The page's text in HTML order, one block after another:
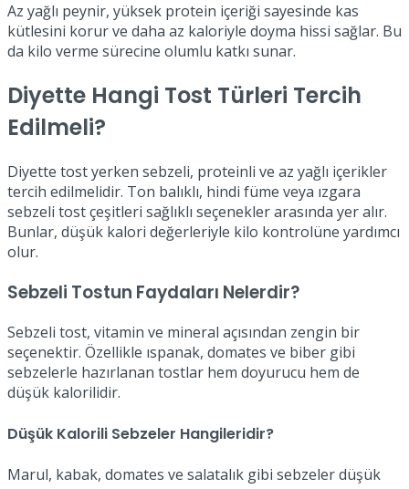
Az yağlı peynir, yüksek protein içeriği sayesinde kas
kütlesini korur ve daha az kaloriyle doyma hissi sağlar. Bu
da kilo verme sürecine olumlu katkı sunar.
Diyette Hangi Tost Türleri Tercih
Edilmeli?
Diyette tost yerken sebzeli, proteinli ve az yağlı içerikler
tercih edilmelidir. Ton balıklı, hindi füme veya ızgara
sebzeli tost çeşitleri sağlıklı seçenekler arasında yer alır.
Bunlar, düşük kalori değerleriyle kilo kontrolüne yardımcı
olur.
Sebzeli Tostun Faydaları Nelerdir?
Sebzeli tost, vitamin ve mineral açısından zengin bir
seçenektir. Özellikle ıspanak, domates ve biber gibi
sebzelerle hazırlanan tostlar hem doyurucu hem de
düşük kalorilidir.
Düşük Kalorili Sebzeler Hangileridir?
Marul, kabak, domates ve salatalık gibi sebzeler düşük